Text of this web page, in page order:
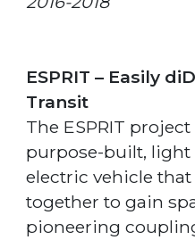
ESPRIT – Easily
Transit
The ESPRIT
purpose-built,
electric vehicle
together to gain
pioneering